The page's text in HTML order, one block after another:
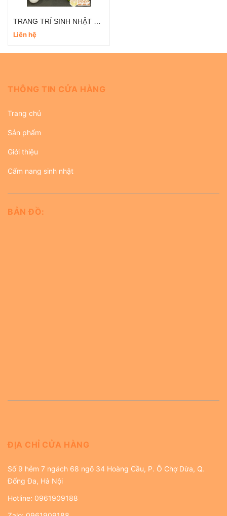
Liên hệ
THÔNG TIN CỬA HÀNG
Trang chủ
Sản phẩm
Giới thiệu
Cẩm nang sinh nhật
BẢN ĐỒ:
ĐỊA CHỈ CỬA HÀNG
Số 9 hẻm 7 ngách 68 ngõ 34 Hoàng Cầu, P. Ô Chợ Dừa, Q.
Đống Đa, Hà Nội
Hotline: 0961909188